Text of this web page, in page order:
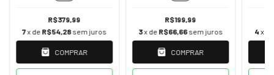
R$379,99
7x de R$54,28 sem juros
COMPRAR
R$199,99
3x de R$66,66sem juros
COMPRAR
4 x